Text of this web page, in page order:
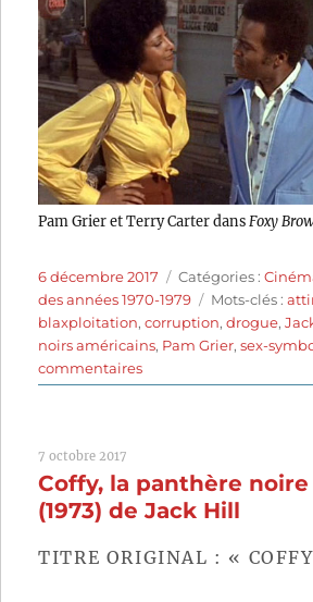
Pam Grier et Terry Carter dans Foxy
Publié
le
6 décembre 2017 Catégories
Catégories :
des années 1970-1979
Étiquettes
Mots-clés :
blaxploitation,corruption,drogue,
noirs américains, Pam Grier,sex-
commentairessur
Foxy
Jack
Hill
7 octobre 2017
Coffy, la panthère
(1973) de Jack Hill
TITRE ORIGINAL : «